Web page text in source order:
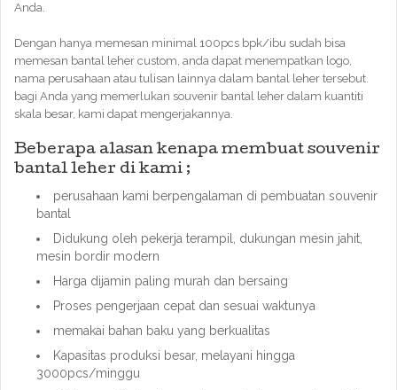
Anda.
Dengan hanya memesan minimal 100pcs bpk/ibu sudah bisa
memesan bantal leher custom, anda dapat menempatkan logo,
nama perusahaan atau tulisan lainnya dalam bantal leher tersebut.
bagi Anda yang memerlukan souvenir bantal leher dalam kuantiti
skala besar, kami dapat mengerjakannya.
Beberapa alasan kenapa membuat souvenir
bantal leher di kami ;
perusahaan kami berpengalaman di pembuatan souvenir
bantal
Didukung oleh pekerja terampil, dukungan mesin jahit,
mesin bordir modern
Harga dijamin paling murah dan bersaing
Proses pengerjaan cepat dan sesuai waktunya
memakai bahan baku yang berkualitas
Kapasitas produksi besar, melayani hingga
3000pcs/minggu